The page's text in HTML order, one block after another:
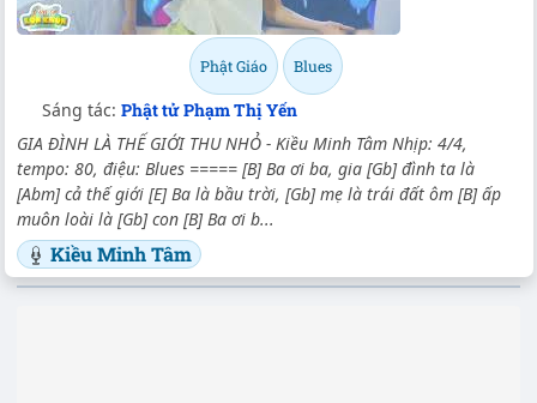
Phật Giáo Blues
Sáng tác: Phật tử Phạm Thị Yến
GIA ĐÌNH LÀ THẾ GIỚI THU NHỎ - Kiều Minh Tâm Nhịp: 4/4,
tempo: 80, điệu: Blues ===== [B] Ba ơi ba, gia [Gb] đình ta là
[Abm] cả thế giới [E] Ba là bầu trời, [Gb] mẹ là trái đất ôm [B] ấp
muôn loài là [Gb] con [B] Ba ơi b...
Kiều Minh Tâm